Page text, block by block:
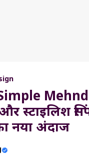
स्टाइलिश
नया अंदाज